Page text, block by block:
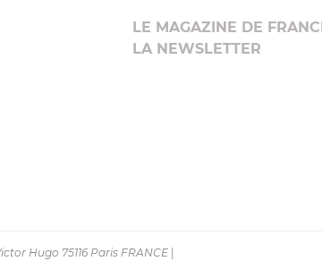
LE MAGAZINE DE
LA NEWSLETTER
Hugo 75116 Paris FRANCE